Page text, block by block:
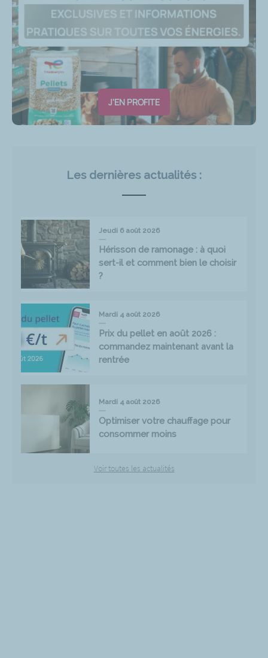
J'EN PROFITE
Les dernières actualités :
Jeudi 6 août 2026
Hérisson de ramonage : à quoi
sert-il et comment bien le choisir
?
Mardi 4 août 2026
Prix du pellet en août 2026 :
commandez maintenant avant la
rentrée
Mardi 4 août 2026
Optimiser votre chauffage pour
consommer moins
Voir toutes les actualités